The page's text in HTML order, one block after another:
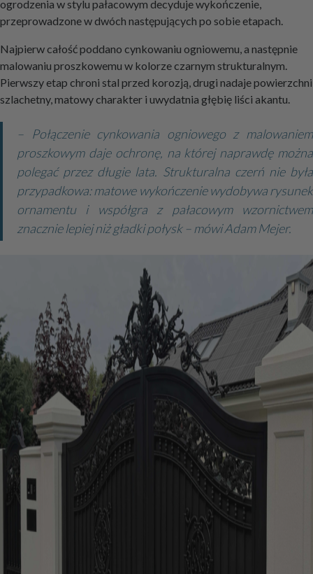
ogrodzenia w stylu pałacowym decyduje wykończenie,
przeprowadzone w dwóch następujących po sobie etapach.
Najpierw całość poddano cynkowaniu ogniowemu, a następnie
malowaniu proszkowemu w kolorze czarnym strukturalnym.
Pierwszy etap chroni stal przed korozją, drugi nadaje powierzchni
szlachetny, matowy charakter i uwydatnia głębię liści akantu.
– Połączenie cynkowania ogniowego z malowaniem
proszkowym daje ochronę, na której naprawdę można
polegać przez długie lata. Strukturalna czerń nie była
przypadkowa: matowe wykończenie wydobywa rysunek
ornamentu i współgra z pałacowym wzornictwem
znacznie lepiej niż gładki połysk – mówi Adam Mejer.